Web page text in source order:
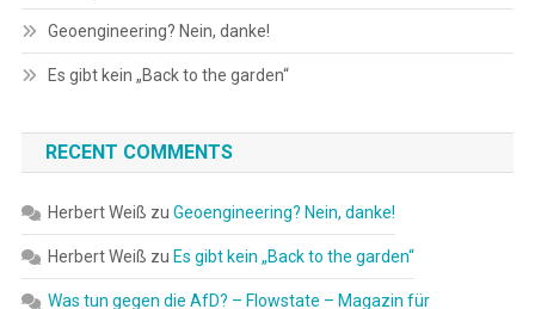
Geoengineering? Nein, danke!
Es gibt kein „Back to the garden“
RECENT COMMENTS
Herbert Weiß zu Geoengineering? Nein, danke!
Herbert Weiß zu Es gibt kein „Back to the garden“
Was tun gegen die AfD? – Flowstate – Magazin für